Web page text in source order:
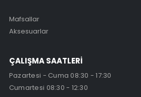
Mafsallar
Aksesuarlar
ÇALIŞMA SAATLERİ
Pazartesi - Cuma 08:30 - 17:30
Cumartesi 08:30 - 12:30